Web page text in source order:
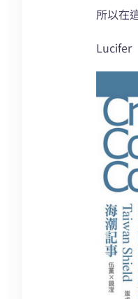
所以在
Lucifer